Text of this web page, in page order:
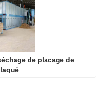
de placage de